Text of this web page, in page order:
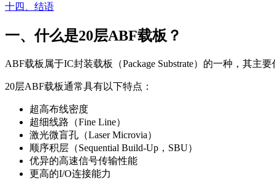
十四、结语
一、什么是20层ABF载板？
ABF载板属于IC封装载板（Package Substrate）的一种，其
20层ABF载板通常具有以下特点：
超高布线密度
超细线路（Fine Line）
激光微盲孔（Laser Microvia）
顺序积层（Sequential Build-Up，SBU）
优异的高速信号传输性能
更高的I/O连接能力